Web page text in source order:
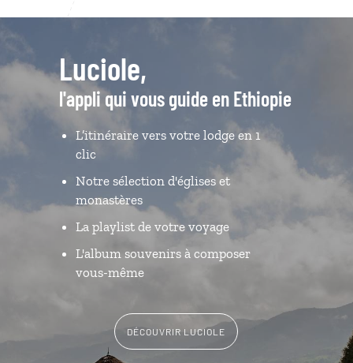
Luciole,
l'appli qui vous guide en Ethiopie
L’itinéraire vers votre lodge en 1
clic
Notre sélection d'églises et
monastères
La playlist de votre voyage
L'album souvenirs à composer
vous-même
DÉCOUVRIR LUCIOLE